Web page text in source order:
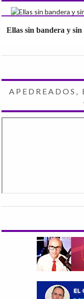
Ellas sin bandera y
APEDREADOS,